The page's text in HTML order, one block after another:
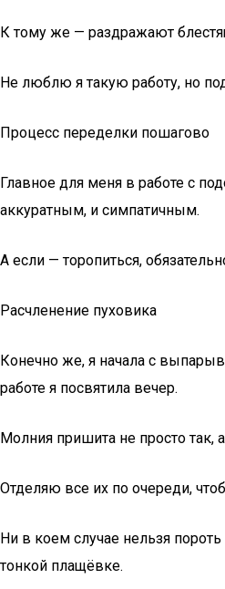
К тому же — раздражают
Не люблю я такую работу, но
Процесс переделки пошагово
Главное для меня в работе с
аккуратным, и симпатичным.
А если — торопиться,
Расчленение пуховика
Конечно же, я начала с
работе я посвятила вечер.
Молния пришита не просто так,
Отделяю все их по очереди,
Ни в коем случае нельзя
тонкой плащёвке.